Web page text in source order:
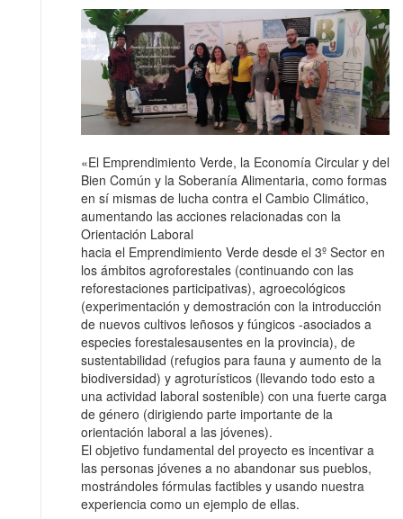
«El Emprendimiento Verde, la Economía Circular y del
Bien Común y la Soberanía Alimentaria, como formas
en sí mismas de lucha contra el Cambio Climático,
aumentando las acciones relacionadas con la
Orientación Laboral
hacia el Emprendimiento Verde desde el 3º Sector en
los ámbitos agroforestales (continuando con las
reforestaciones participativas), agroecológicos
(experimentación y demostración con la introducción
de nuevos cultivos leñosos y fúngicos -asociados a
especies forestalesausentes en la provincia), de
sustentabilidad (refugios para fauna y aumento de la
biodiversidad) y agroturísticos (llevando todo esto a
una actividad laboral sostenible) con una fuerte carga
de género (dirigiendo parte importante de la
orientación laboral a las jóvenes).
El objetivo fundamental del proyecto es incentivar a
las personas jóvenes a no abandonar sus pueblos,
mostrándoles fórmulas factibles y usando nuestra
experiencia como un ejemplo de ellas.